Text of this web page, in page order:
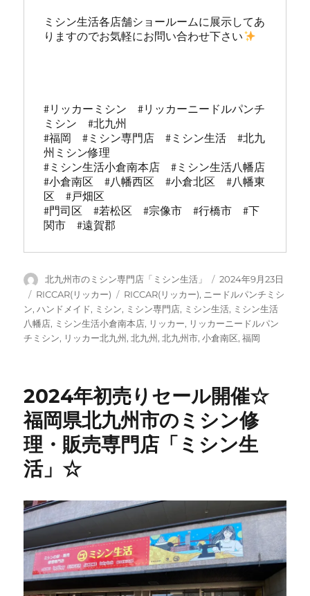
ミシン生活各店舗ショールームに展示してあ
りますのでお気軽にお問い合わせ下さい
#リッカーミシン　#リッカーニードルパンチ
ミシン　#北九州
#福岡　#ミシン専門店　#ミシン生活　#北九
州ミシン修理
#ミシン生活小倉南本店  #ミシン生活八幡店
#小倉南区　#八幡西区　#小倉北区　#八幡東
区　#戸畑区
#門司区　#若松区　#宗像市　#行橋市　#下
関市　#遠賀郡
投
稿
者
北九州市のミシン専門店「ミシン生活」
投
稿
日:
2024年9月23日
カ
テ
ゴ
リ
RICCAR(リッカー)
タ
グ
RICCAR(リッカー), ニードルパンチミシ
ン,ハンドメイド, ミシン, ミシン専門店, ミシン生活, ミシン生活
八幡店, ミシン生活小倉南本店, リッカー, リッカーニードルパン
チミシン, リッカー北九州,北九州,北九州市,小倉南区,福岡
2024年初売りセール開催☆
福岡県北九州市のミシン修
理・販売専門店「ミシン生
活」☆